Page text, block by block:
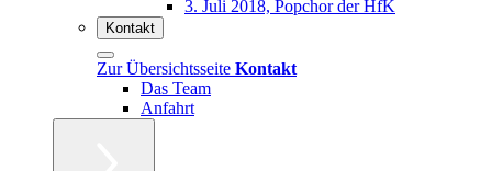
3. Juli 2018, Popchor der HfK
Kontakt
Zur Übersichtsseite Kontakt
Das Team
Anfahrt